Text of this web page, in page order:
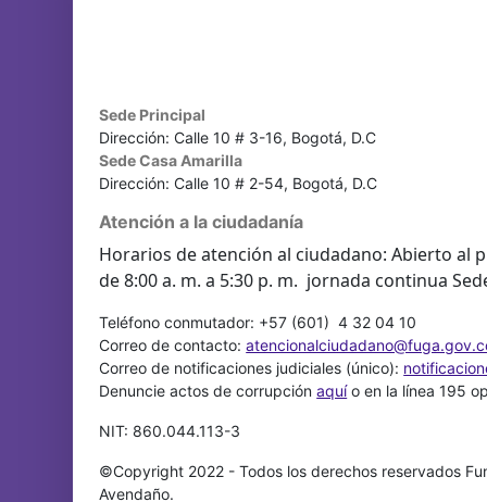
Sede Principal
Dirección: Calle 10 # 3-16, Bogotá, D.C
Sede Casa Amarilla
Dirección: Calle 10 # 2-54, Bogotá, D.C
Atención a la ciudadanía
Horarios de atención al ciudadano: Abierto al
de 8:00 a. m. a 5:30 p. m. jornada continua
Teléfono conmutador: +57 (601) 4 32 04 10
Correo de contacto:
Correo de notificaciones judiciales (único):
Denuncie actos de corrupciónaquío en la línea 195
NIT: 860.044.113-3
©Copyright 2022 - Todos los derechos reservados
Avendaño.